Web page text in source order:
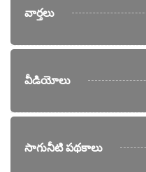
వార్తలు
వీడియోలు
సాగునీటి పథకాలు